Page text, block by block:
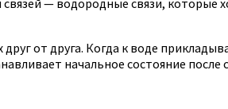
от друга. Когда к воде
начальное состояние после